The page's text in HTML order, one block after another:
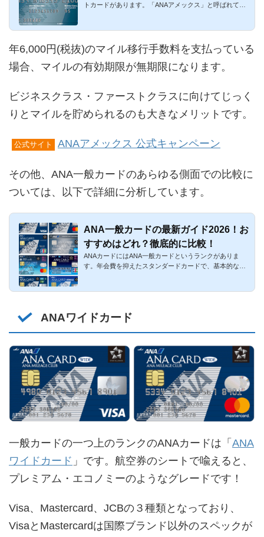
トカードがあります。「ANAアメックス」と呼ばれてい
年6,000円(税抜)のマイル移行手数料を支払っている
場合、マイルの有効期限が無期限になります。
ビジネスクラス・ファーストクラスに向けてじっく
りとマイルを貯められるのも大きなメリットです。
公式サイト ANAアメックス 公式キャンペーン
その他、ANA一般カードのあらゆる側面での比較に
ついては、以下で詳細に分析しています。
ANA一般カードの最新ガイド2026！お
すすめはどれ？徹底的に比較！
ANAカードにはANA一般カードというランクがありま
す。年会費を抑えたスタンダードカードで、基本的なサ
ANAワイドカード
一般カードの一つ上のランクのANAカードは「 ANA
ワイドカード 」です。航空券のシートで喩えると、
プレミアム・エコノミーのようなグレードです！
Visa、Mastercard、JCBの３種類となっており、
VisaとMastercardは国際ブランド以外のスペックが